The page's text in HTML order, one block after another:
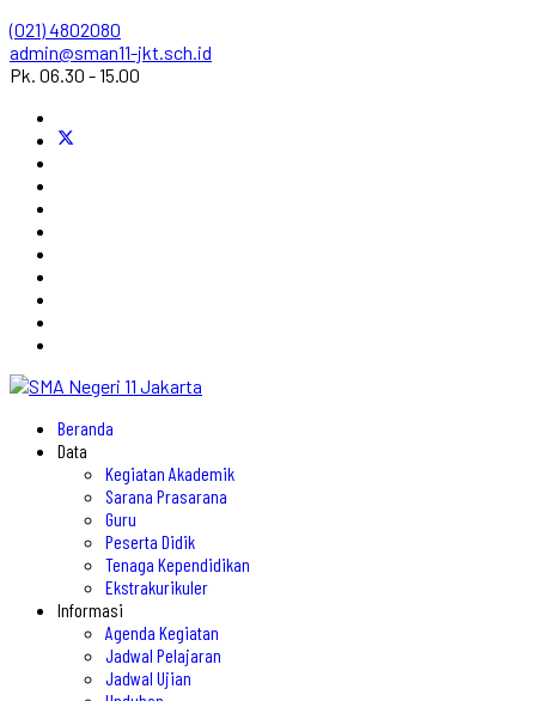
(021) 4802080
admin@sman11-jkt.sch.id
Pk. 06.30 - 15.00
Beranda
Data
Kegiatan Akademik
Sarana Prasarana
Guru
Peserta Didik
Tenaga Kependidikan
Ekstrakurikuler
Informasi
Agenda Kegiatan
Jadwal Pelajaran
Jadwal Ujian